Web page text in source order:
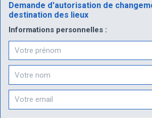
Demande d'autorisation de
destination des lieux
Informations personnelles :